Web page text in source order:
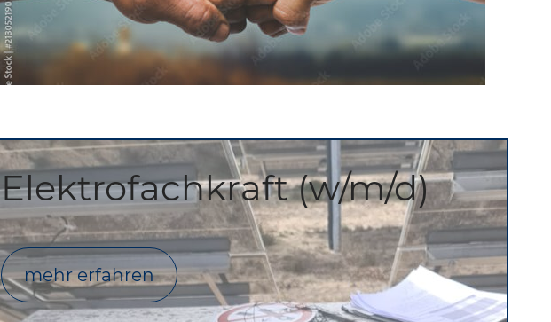
Elektrofachkraft (w/m/d)
mehr erfahren